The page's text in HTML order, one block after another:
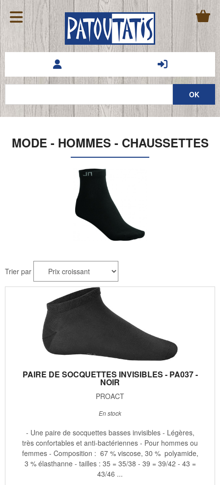
MODE - HOMMES - CHAUSSETTES
Trier par
PAIRE DE SOCQUETTES INVISIBLES - PA037 -
NOIR
PROACT
En stock
- Une paire de socquettes basses invisibles - Légères,
très confortables et anti-bactériennes - Pour hommes ou
femmes - Composition : 67 % viscose, 30 % polyamide,
3 % élasthanne - tailles : 35 = 35/38 - 39 = 39/42 - 43 =
43/46 ...